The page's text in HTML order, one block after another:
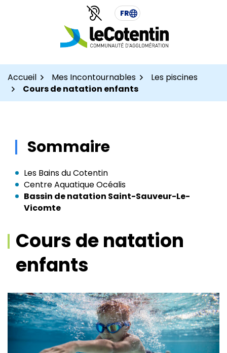
FR
Accueil Mes Incontournables
Les piscines
Cours de natation enfants
Sommaire
Les Bains du Cotentin
Centre Aquatique Océalis
Bassin de natation Saint-Sauveur-Le-
Vicomte
Cours de natation
enfants